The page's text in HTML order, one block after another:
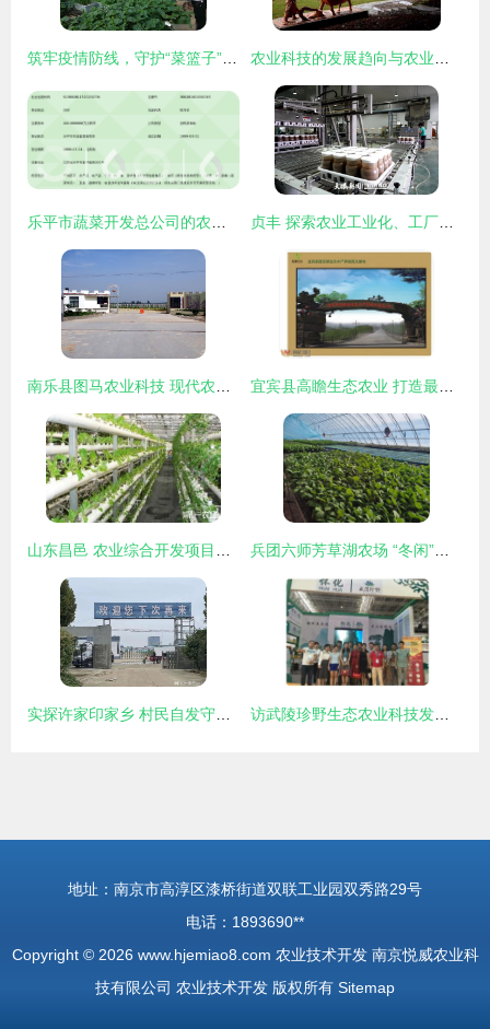
地址：南京市高淳区漆桥街道双联工业园双秀路29号
电话：1893690**
Copyright © 2026 www.hjemiao8.com 农业技术开发 南京悦威农业科
技有限公司 农业技术开发 版权所有 Sitemap